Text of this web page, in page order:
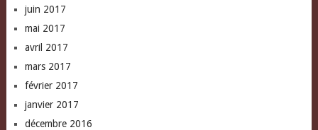
juin 2017
mai 2017
avril 2017
mars 2017
février 2017
janvier 2017
décembre 2016